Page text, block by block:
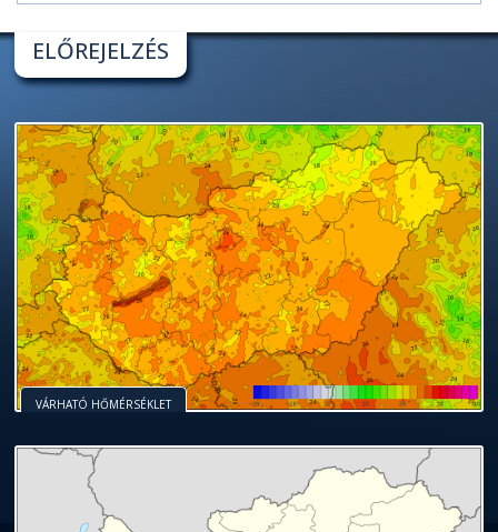
ELŐREJELZÉS
VÁRHATÓ HŐMÉRSÉKLET